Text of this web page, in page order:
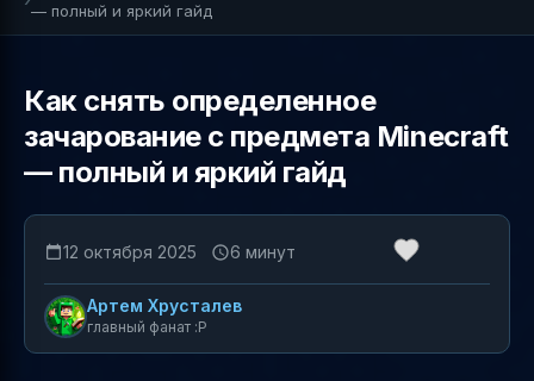
— полный и яркий гайд
Как снять определенное
зачарование с предмета Minecraft
— полный и яркий гайд
12 октября 2025 6 минут
Артем Хрусталев
главный фанат :P